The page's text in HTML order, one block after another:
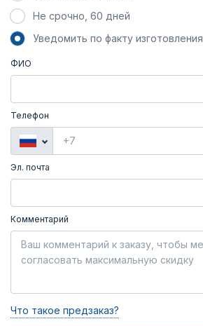
Не срочно, 60 дней
Уведомить по факту изготовления
ФИО
Телефон
Эл. почта
Комментарий
Что такое предзаказ?